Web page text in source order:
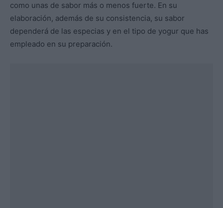
como unas de sabor más o menos fuerte. En su
elaboración, además de su consistencia, su sabor
dependerá de las especias y en el tipo de yogur que has
empleado en su preparación.